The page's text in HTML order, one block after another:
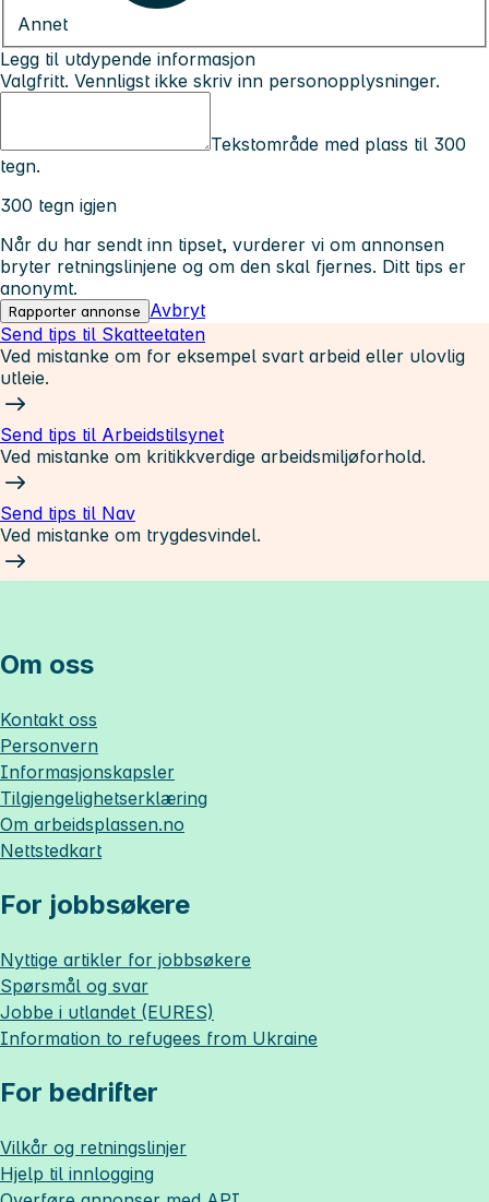
Annet
Legg til utdypende informasjon
Valgfritt. Vennligst ikke skriv inn personopplysninger.
Tekstområde med plass til 300
tegn.
300 tegn igjen
Når du har sendt inn tipset, vurderer vi om annonsen
bryter retningslinjene og om den skal fjernes. Ditt tips er
anonymt.
Rapporter annonse
Avbryt
Send tips til Skatteetaten
Ved mistanke om for eksempel svart arbeid eller ulovlig
utleie.
Send tips til Arbeidstilsynet
Ved mistanke om kritikkverdige arbeidsmiljøforhold.
Send tips til Nav
Ved mistanke om trygdesvindel.
Om oss
Kontakt oss
Personvern
Informasjonskapsler
Tilgjengelighetserklæring
Om arbeidsplassen.no
Nettstedkart
For jobbsøkere
Nyttige artikler for jobbsøkere
Spørsmål og svar
Jobbe i utlandet (EURES)
Information to refugees from Ukraine
For bedrifter
Vilkår og retningslinjer
Hjelp til innlogging